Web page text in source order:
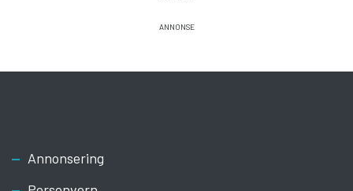
Footer
Annonsering